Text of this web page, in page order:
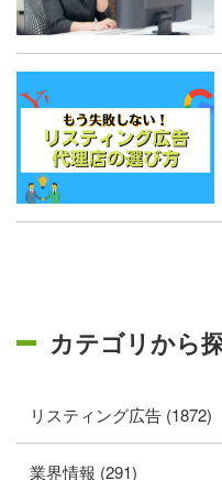
カテゴリから
リスティング広告 (1872)
業界情報 (291)